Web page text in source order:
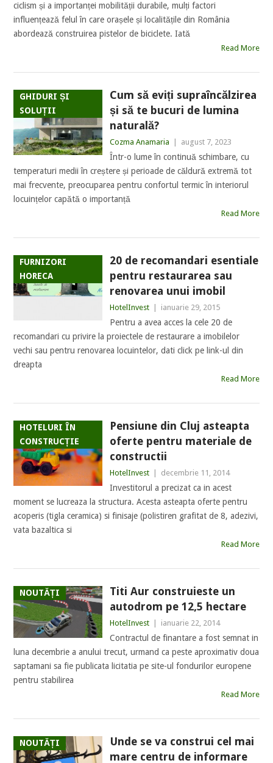
ciclism și a importanței mobilității durabile, mulți factori
influențează felul în care orașele și localitățile din România
abordează construirea pistelor de biciclete. Iată
Read More
GHIDURI ȘI
SOLUȚII
Cum să eviți supraîncălzirea
și să te bucuri de lumina
naturală?
Cozma Anamaria august 7, 2023
Într-o lume în continuă schimbare, cu
temperaturi medii în creștere și perioade de căldură extremă tot
mai frecvente, preocuparea pentru confortul termic în interiorul
locuințelor capătă o importanță
Read More
FURNIZORI
HORECA
20 de recomandari esentiale
pentru restaurarea sau
renovarea unui imobil
HotelInvest ianuarie 29, 2015
Pentru a avea acces la cele 20 de
recomandari cu privire la proiectele de restaurare a imobilelor
vechi sau pentru renovarea locuintelor, dati click pe link-ul din
dreapta
Read More
HOTELURI ÎN
CONSTRUCȚIE
Pensiune din Cluj asteapta
oferte pentru materiale de
constructii
HotelInvest decembrie 11, 2014
Investitorul a precizat ca in acest
moment se lucreaza la structura. Acesta asteapta oferte pentru
acoperis (tigla ceramica) si finisaje (polistiren grafitat de 8, adezivi,
vata bazaltica si
Read More
NOUTĂȚI
Titi Aur construieste un
autodrom pe 12,5 hectare
HotelInvest ianuarie 22, 2014
Contractul de finantare a fost semnat in
luna decembrie a anului trecut, urmand ca peste aproximativ doua
saptamani sa fie publicata licitatia pe site-ul fondurilor europene
pentru stabilirea
Read More
NOUTĂȚI
Unde se va construi cel mai
mare centru de informare